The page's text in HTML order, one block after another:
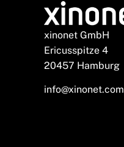
xinonet GmbH
Ericusspitze 4
20457 Hamburg
info@xinonet.com